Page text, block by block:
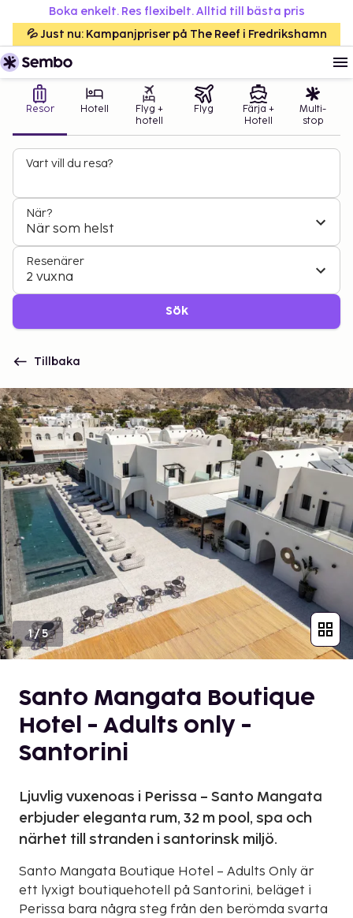
Boka enkelt. Res flexibelt. Alltid till bästa pris
💦 Just nu: Kampanjpriser på The Reef i Fredrikshamn
Resor Hotell
Flyg +
hotell
Flyg
Färja +
Hotell
Multi-
stop
Vart vill du resa?
När?
När som helst
Resenärer
2 vuxna
Sök
Tillbaka
1/5
Santo Mangata Boutique
Hotel - Adults only -
Santorini
Ljuvlig vuxenoas i Perissa – Santo Mangata
erbjuder eleganta rum, 32 m pool, spa och
närhet till stranden i santorinsk miljö.
Santo Mangata Boutique Hotel – Adults Only är
ett lyxigt boutiquehotell på Santorini, beläget i
Perissa bara några steg från den berömda svarta